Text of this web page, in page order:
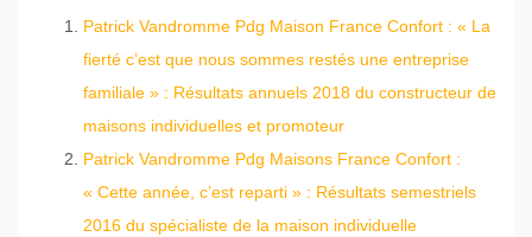
Patrick Vandromme Pdg Maison France Confort : « La
fierté c’est que nous sommes restés une entreprise
familiale » : Résultats annuels 2018 du constructeur de
maisons individuelles et promoteur
Patrick Vandromme Pdg Maisons France Confort :
« Cette année, c’est reparti » : Résultats semestriels
2016 du spécialiste de la maison individuelle